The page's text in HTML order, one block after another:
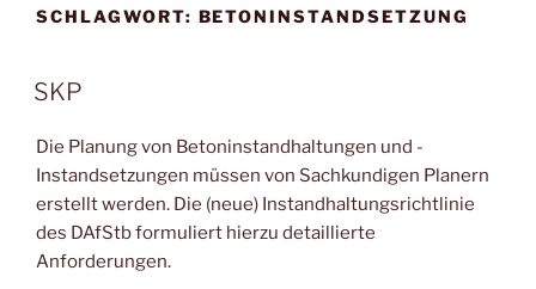
SCHLAGWORT: BETONINSTANDSETZUNG
SKP
Die Planung von Betoninstandhaltungen und -
Instandsetzungen müssen von Sachkundigen Planern
erstellt werden. Die (neue) Instandhaltungsrichtlinie
des DAfStb formuliert hierzu detaillierte
Anforderungen.